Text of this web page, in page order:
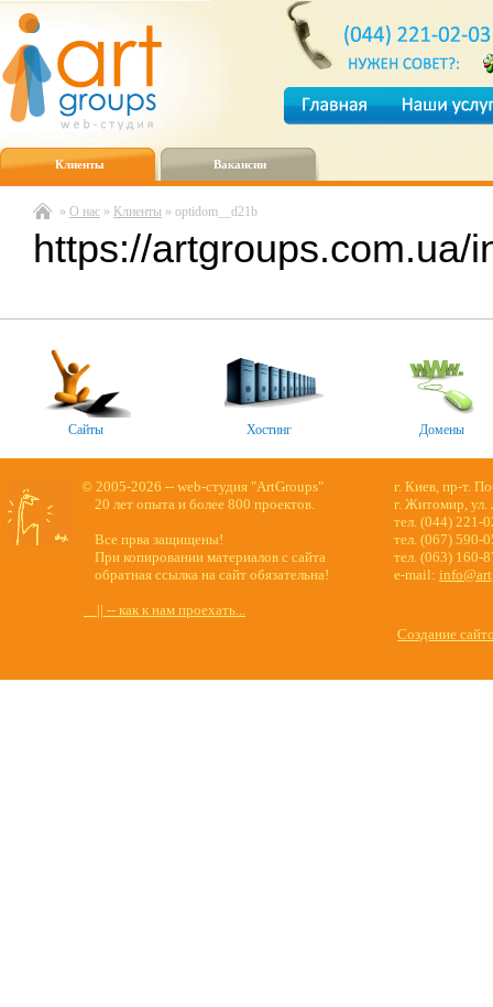
Клиенты Вакансии
» О нас » Клиенты » optidom__d21b
https://artgroups.com.ua/
Сайты Хостинг Домены
© 2005-2026 -- web-студия "ArtGroups"
20 лет опыта и более 800 проектов.
Все прва защищены!
При копировании материалов с сайта
обратная ссылка на сайт обязательна!
|| -- как к нам проехать...
г. Киев, пр-т.
г. Житомир, ул.
тел. (044) 221-
тел. (067) 590-
тел. (063) 160-
e-mail:
Создание